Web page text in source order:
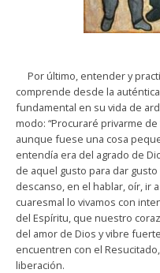
Por último, entender y
comprende desde la
fundamental en su vida de
modo: “Procuraré privarme
aunque fuese una cosa
entendía era del agrado de
de aquel gusto para dar
descanso, en el hablar, oír, ir
cuaresmal lo vivamos con
del Espíritu, que nuestro
del amor de Dios y vibre
encuentren con el
liberación.